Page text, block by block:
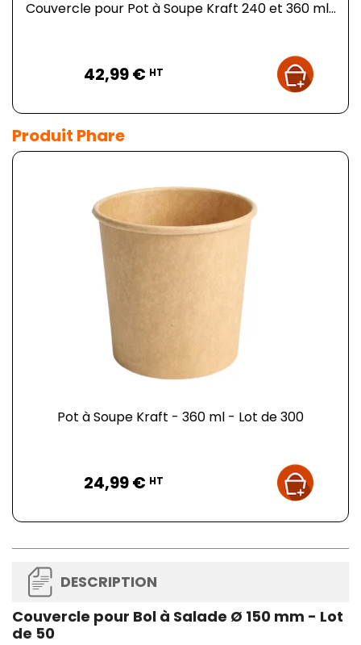
Couvercle pour Pot à Soupe Kraft 240 et 360 ml...
42,99 € HT
Produit Phare
Pot à Soupe Kraft - 360 ml - Lot de 300
24,99 € HT
DESCRIPTION
Couvercle pour Bol à Salade Ø 150 mm - Lot
de 50